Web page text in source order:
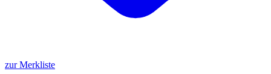
zur Merkliste